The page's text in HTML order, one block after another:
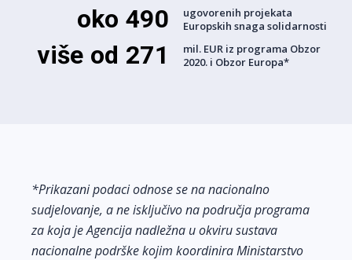
oko 490
ugovorenih projekata
Europskih snaga solidarnosti
više od 271
mil. EUR iz programa Obzor
2020. i Obzor Europa*
*Prikazani podaci odnose se na nacionalno
sudjelovanje, a ne isključivo na područja programa
za koja je Agencija nadležna u okviru sustava
nacionalne podrške kojim koordinira Ministarstvo